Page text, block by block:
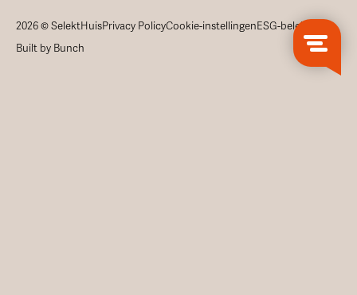
2026 © SelektHuisPrivacy PolicyCookie-instellingenESG-beleid
Built by Bunch